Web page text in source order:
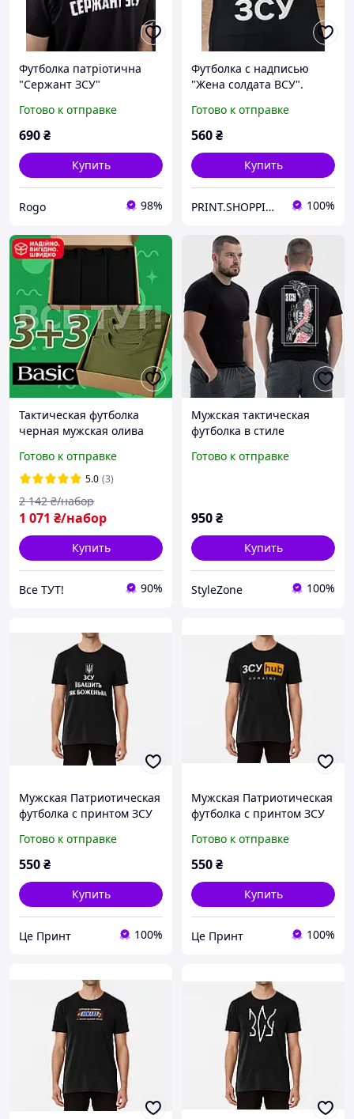
Футболка патріотична
"Сержант ЗСУ"
Готово к отправке
690₴
Купить
Rogo 98%
Футболка с надписью
"Жена солдата ВСУ".
мамы, сестры.
Готово к отправке
560₴
Купить
PRINT.SHOPPING.UA 100%
Тактическая футболка
черная мужская олива
футболка чорна чоловіча
универсальная футболка
ЗСУ классическая
Готово к отправке
5.0 (3)
1 071 ₴/набор
2 142 ₴/набор
Купить
Все ТУТ! 90%
Мужская тактическая
футболка в стиле
девушка военная ВСУ,
Готово к отправке
950₴
Купить
StyleZone 100%
Мужская Патриотическая
футболка с принтом ЗСУ
Готово к отправке
550₴
Купить
Це Принт 100%
Мужская Патриотическая
футболка с принтом ЗСУ
Готово к отправке
550₴
Купить
Це Принт 100%